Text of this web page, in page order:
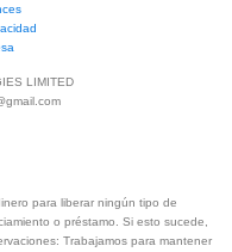
LIMITED
para liberar ningún tipo de
o préstamo. Si esto sucede,
Trabajamos para mantener